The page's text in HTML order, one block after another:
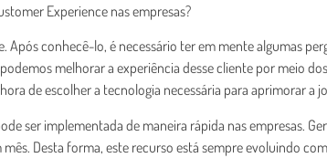
Experience nas empresas?
Após conhecê-lo, é necessário ter em mente algumas
melhorar a experiência desse cliente por meio
de escolher a tecnologia necessária para aprimorar a
ser implementada de maneira rápida nas empresas.
Desta forma, este recurso está sempre evoluindo